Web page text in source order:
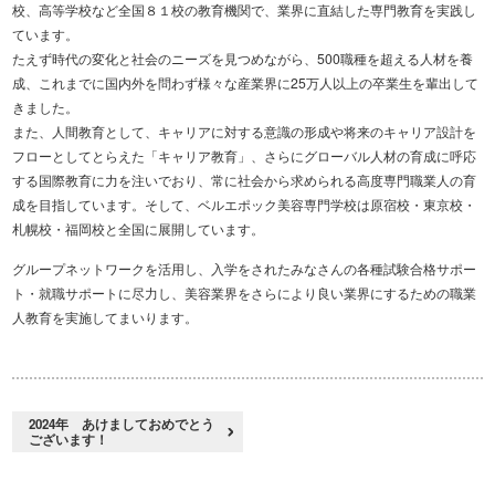
校、高等学校など全国８１校の教育機関で、業界に直結した専門教育を実践し
ています。
たえず時代の変化と社会のニーズを見つめながら、500職種を超える人材を養
成、これまでに国内外を問わず様々な産業界に25万人以上の卒業生を輩出して
きました。
また、人間教育として、キャリアに対する意識の形成や将来のキャリア設計を
フローとしてとらえた「キャリア教育」、さらにグローバル人材の育成に呼応
する国際教育に力を注いでおり、常に社会から求められる高度専門職業人の育
成を目指しています。そして、ベルエポック美容専門学校は原宿校・東京校・
札幌校・福岡校と全国に展開しています。
グループネットワークを活用し、入学をされたみなさんの各種試験合格サポー
ト・就職サポートに尽力し、美容業界をさらにより良い業界にするための職業
人教育を実施してまいります。
2024年 あけましておめでとう
ございます！